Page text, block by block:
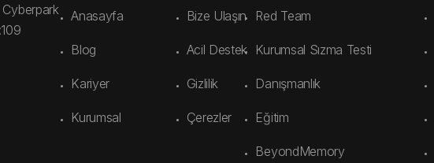
Anasayfa Bize Ulaşın
Blog Acil Destek
Kariyer Gizlilik
Kurumsal Çerezler
Red Team
Kurumsal Sızma Testi
Danışmanlık
Eğitim
BeyondMemory